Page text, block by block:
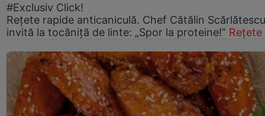
#Exclusiv Click!
Rețete rapide anticaniculă. Chef Cătălin
invită la tocăniță de linte: „Spor la proteine!” Rețete